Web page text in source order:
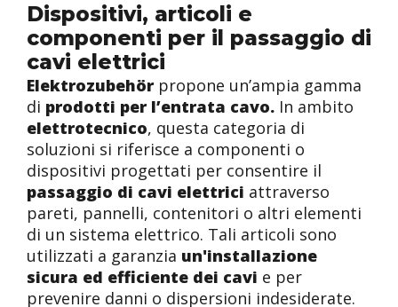
Dispositivi, articoli e
componenti per il passaggio di
cavi elettrici
Elektrozubehör propone un’ampia gamma
di prodotti per l’entrata cavo. In ambito
elettrotecnico, questa categoria di
soluzioni si riferisce a componenti o
dispositivi progettati per consentire il
passaggio di cavi elettrici attraverso
pareti, pannelli, contenitori o altri elementi
di un sistema elettrico. Tali articoli sono
utilizzati a garanzia un'installazione
sicura ed efficiente dei cavi e per
prevenire danni o dispersioni indesiderate.